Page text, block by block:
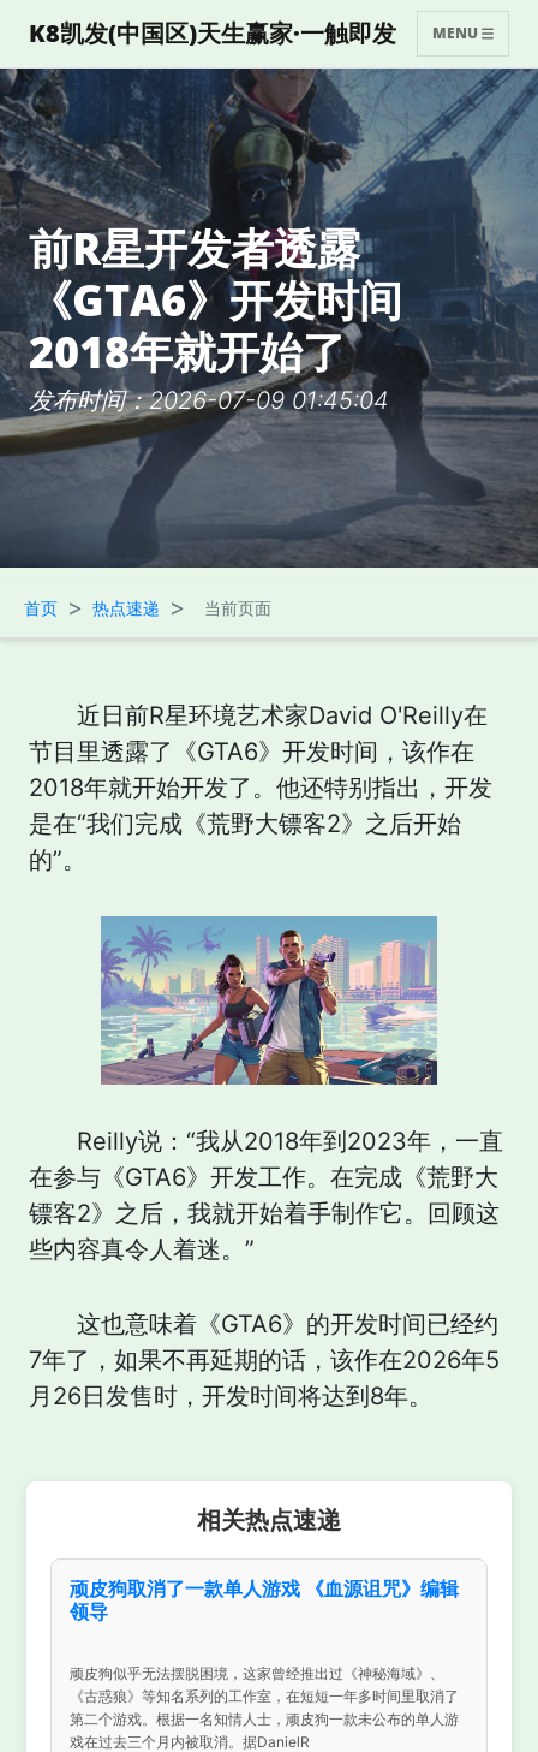
K8凯发(中国区)天生赢家·一触即发 MENU
前R星开发者透露
《GTA6》开发时间
2018年就开始了
发布时间：2026-07-09 01:45:04
首页 > 热点速递 > 当前页面
近日前R星环境艺术家David O'Reilly在
节目里透露了《GTA6》开发时间，该作在
2018年就开始开发了。他还特别指出，开发
是在“我们完成《荒野大镖客2》之后开始
的”。
Reilly说：“我从2018年到2023年，一直
在参与《GTA6》开发工作。在完成《荒野大
镖客2》之后，我就开始着手制作它。回顾这
些内容真令人着迷。”
这也意味着《GTA6》的开发时间已经约
7年了，如果不再延期的话，该作在2026年5
月26日发售时，开发时间将达到8年。
相关热点速递
顽皮狗取消了一款单人游戏 《血源诅咒》编辑
领导
顽皮狗似乎无法摆脱困境，这家曾经推出过《神秘海域》、
《古惑狼》等知名系列的工作室，在短短一年多时间里取消了
第二个游戏。根据一名知情人士，顽皮狗一款未公布的单人游
戏在过去三个月内被取消。据DanielR